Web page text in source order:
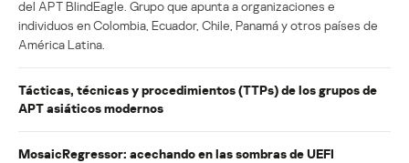
del APT BlindEagle. Grupo que apunta a organizaciones e
individuos en Colombia, Ecuador, Chile, Panamá y otros países de
América Latina.
Tácticas, técnicas y procedimientos (TTPs) de los grupos de
APT asiáticos modernos
MosaicRegressor: acechando en las sombras de UEFI